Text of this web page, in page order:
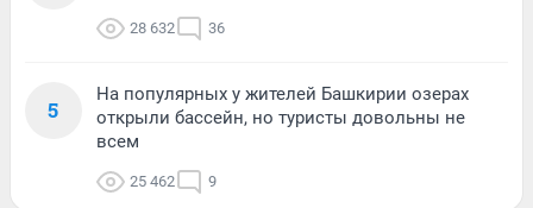
28 632 36
5
На популярных у жителей Башкирии озерах
открыли бассейн, но туристы довольны не
всем
25 462 9